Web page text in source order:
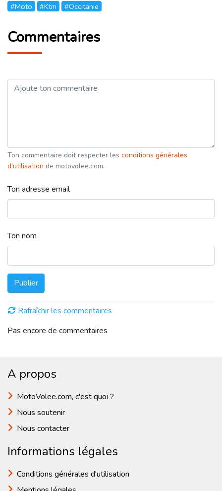
#Moto #Ktm #Occitanie
Commentaires
Ton commentaire doit respecter les conditions générales
d'utilisation de motovolee.com.
Ton adresse email
Ton nom
Publier
Rafraîchir les commentaires
Pas encore de commentaires
A propos
MotoVolee.com, c'est quoi ?
Nous soutenir
Nous contacter
Informations légales
Conditions générales d'utilisation